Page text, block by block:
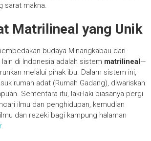
sarat makna.
Matrilineal yang Unik
budaya Minangkabau dari
di Indonesia adalah sistem matrilineal —
melalui pihak ibu. Dalam sistem ini,
rumah adat (Rumah Gadang), diwariskan
Sementara itu, laki-laki biasanya pergi
ilmu dan penghidupan, kemudian
dan rezeki bagi kampung halaman
.